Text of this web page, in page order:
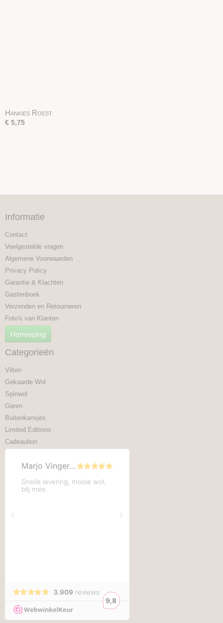
Hankies Roest
€ 5,75
Informatie
Contact
Veelgestelde vragen
Algemene Voorwaarden
Privacy Policy
Garantie & Klachten
Gastenboek
Verzenden en Retourneren
Foto's van Klanten
Herroeping
Categorieën
Vilten
Gekaarde Wol
Spinwol
Garen
Buitenkansjes
Limited Editions
Cadeaubon